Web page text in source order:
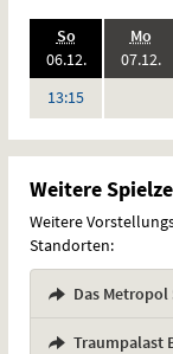
So.,
06.12.2026:
13:15Uhr
Mo.,
07.12.
Weitere
Weitere
Standorten:
Das
Traumpalast